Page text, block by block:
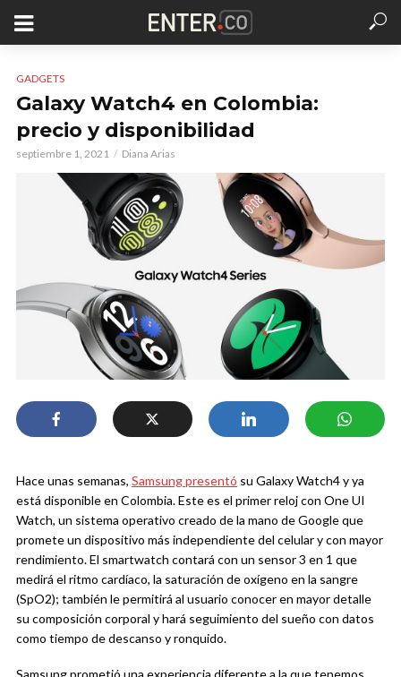
GADGETS
Galaxy Watch4 en Colombia:
precio y disponibilidad
septiembre 1, 2021 Diana Arias
Hace unas semanas, Samsung presentó su Galaxy Watch4 y ya
está disponible en Colombia. Este es el primer reloj con One UI
Watch, un sistema operativo creado de la mano de Google que
promete un dispositivo más independiente del celular y con mayor
rendimiento. El smartwatch contará con un sensor 3 en 1 que
medirá el ritmo cardíaco, la saturación de oxígeno en la sangre
(SpO2); también le permitirá al usuario conocer en mayor detalle
su composición corporal y hará seguimiento del sueño con datos
como tiempo de descanso y ronquido.